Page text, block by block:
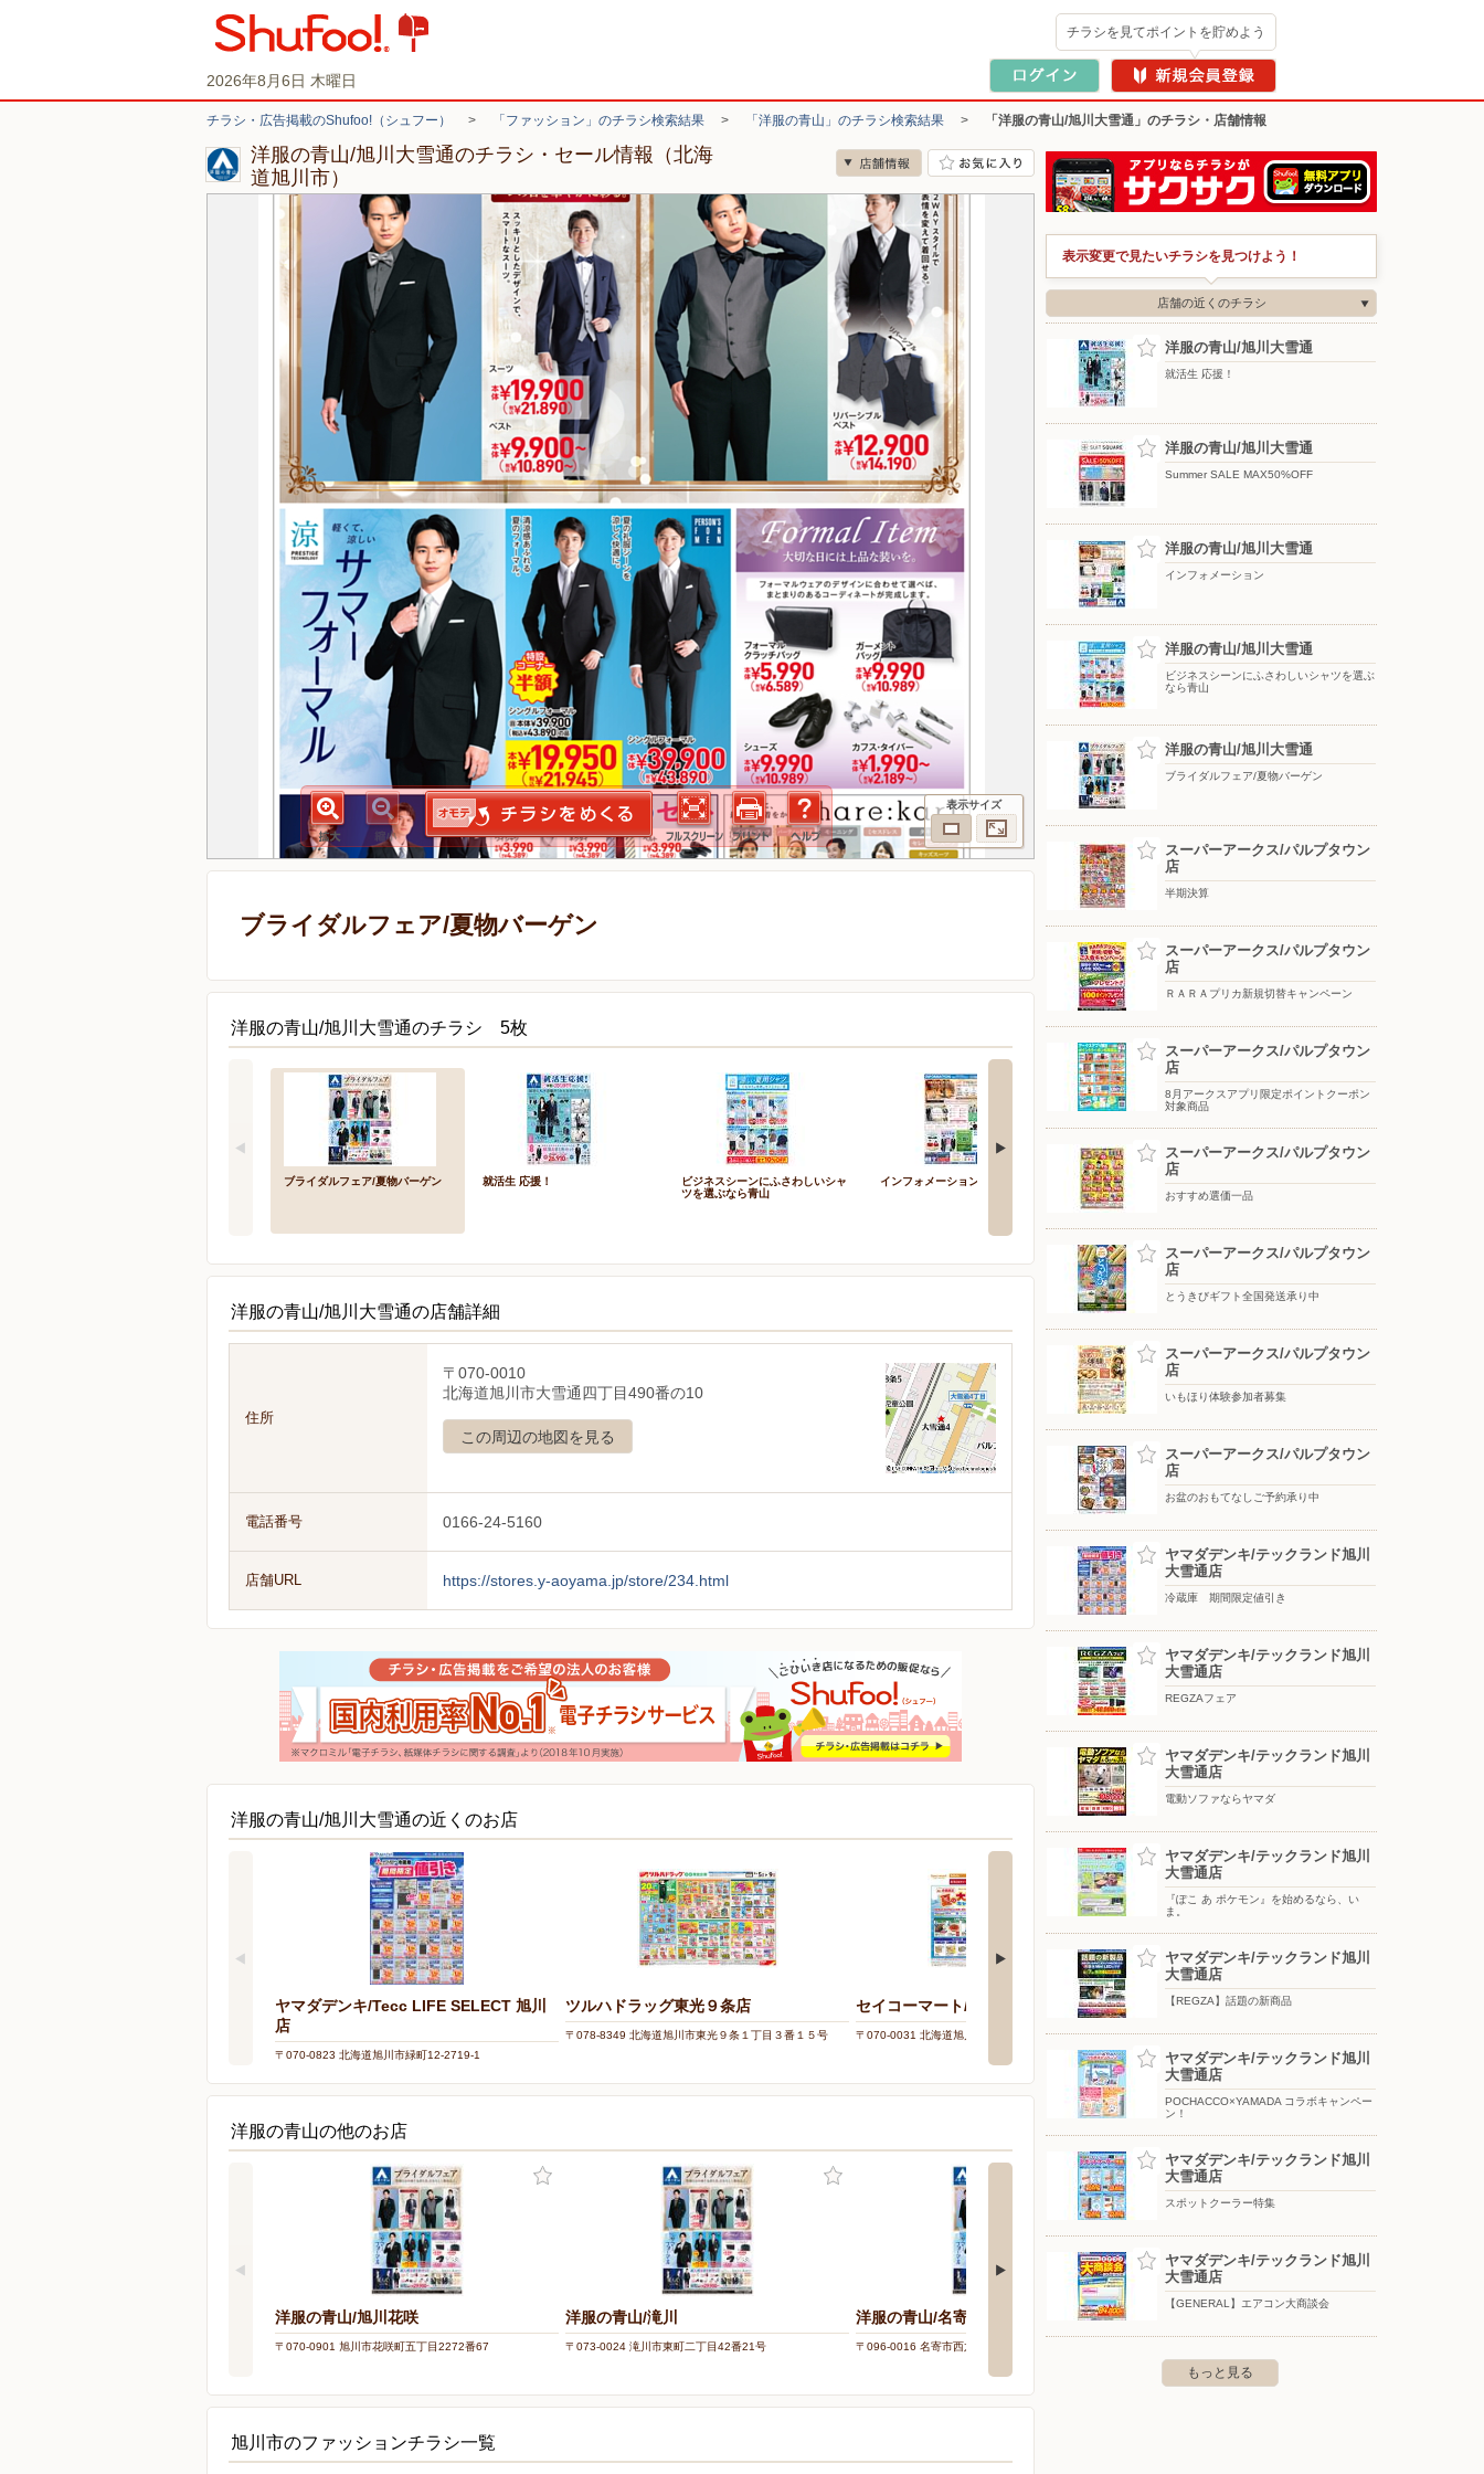
2026年8月6日 木曜日
チラシを見てポイントを貯めよう
チラシ・広告掲載のShufoo!（シュフー） > 「ファッション」のチラシ検索結果 > 「洋服の青山」のチラシ検索結果 > 「洋服の青山/旭川大雪通」のチラシ・店舗情報
洋服の青山/旭川大雪通のチラシ・セール情報（北海
道旭川市）
表示サイズ
ブライダルフェア/夏物バーゲン
洋服の青山/旭川大雪通のチラシ 5枚
ブライダルフェア/夏物バーゲン 就活生 応援！
ビジネスシーンにふさわしいシャ
ツを選ぶなら青山
インフォメーション Summer SALE MAX50%OFF
洋服の青山/旭川大雪通の店舗詳細
住所
〒070-0010
北海道旭川市大雪通四丁目490番の10
この周辺の地図を見る
電話番号 0166-24-5160
店舗URL https://stores.y-aoyama.jp/store/234.html
洋服の青山/旭川大雪通の近くのお店
ヤマダデンキ/Tecc LIFE SELECT 旭川
店
〒070-0823 北海道旭川市緑町12-2719-1
ツルハドラッグ東光９条店
〒078-8349 北海道旭川市東光９条１丁目３番１５号
セイコーマート/旭川1条通店
〒070-0031 北海道旭川市1条通8-348-2 旭川1条ビル1階
セイコーマート/旭川末広4条店
〒071-8134 北海道旭川市末広4条10-4-15
洋服の青山の他のお店
洋服の青山/旭川花咲
〒070-0901 旭川市花咲町五丁目2272番67
洋服の青山/滝川
〒073-0024 滝川市東町二丁目42番21号
洋服の青山/名寄
〒096-0016 名寄市西六条南九丁目1番62
旭川市のファッションチラシ一覧
表示変更で見たいチラシを見つけよう！
店舗の近くのチラシ
洋服の青山/旭川大雪通
就活生 応援！
洋服の青山/旭川大雪通
Summer SALE MAX50%OFF
洋服の青山/旭川大雪通
インフォメーション
洋服の青山/旭川大雪通
ビジネスシーンにふさわしいシャツを選ぶ
なら青山
洋服の青山/旭川大雪通
ブライダルフェア/夏物バーゲン
スーパーアークス/パルプタウン
店
半期決算
スーパーアークス/パルプタウン
店
ＲＡＲＡプリカ新規切替キャンペーン
スーパーアークス/パルプタウン
店
8月アークスアプリ限定ポイントクーポン
対象商品
スーパーアークス/パルプタウン
店
おすすめ選価一品
スーパーアークス/パルプタウン
店
とうきびギフト全国発送承り中
スーパーアークス/パルプタウン
店
いもほり体験参加者募集
スーパーアークス/パルプタウン
店
お盆のおもてなしご予約承り中
ヤマダデンキ/テックランド旭川
大雪通店
冷蔵庫 期間限定値引き
ヤマダデンキ/テックランド旭川
大雪通店
REGZAフェア
ヤマダデンキ/テックランド旭川
大雪通店
電動ソファならヤマダ
ヤマダデンキ/テックランド旭川
大雪通店
『ぽこ あ ポケモン』を始めるなら、い
ま。
ヤマダデンキ/テックランド旭川
大雪通店
【REGZA】話題の新商品
ヤマダデンキ/テックランド旭川
大雪通店
POCHACCO×YAMADA コラボキャンペー
ン！
ヤマダデンキ/テックランド旭川
大雪通店
スポットクーラー特集
ヤマダデンキ/テックランド旭川
大雪通店
【GENERAL】エアコン大商談会
もっと見る